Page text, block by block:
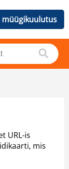
müügikuulutus
URL-is
mis